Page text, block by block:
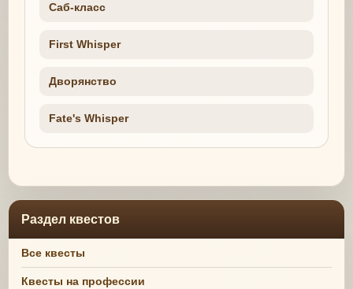
Саб-класс
First Whisper
Дворянство
Fate's Whisper
Раздел квестов
Все квесты
Квесты на профессии